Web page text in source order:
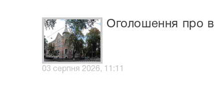
Оголошення про
03 серпня 2026, 11:11